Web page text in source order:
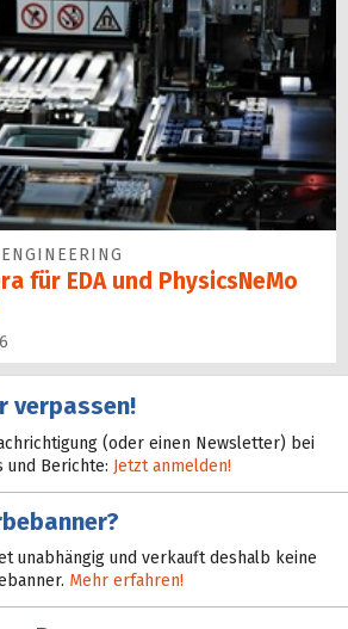
für EDA und PhysicsNeMo
verpassen!
(oder einen Newsletter) bei
und Berichte: Jetzt anmelden!
unabhängig und verkauft deshalb keine
Mehr erfahren!